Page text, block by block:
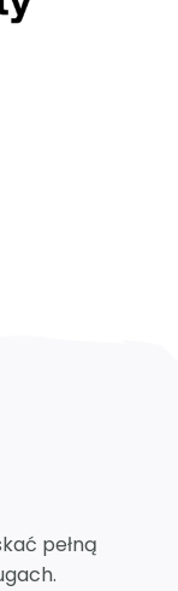
pełną